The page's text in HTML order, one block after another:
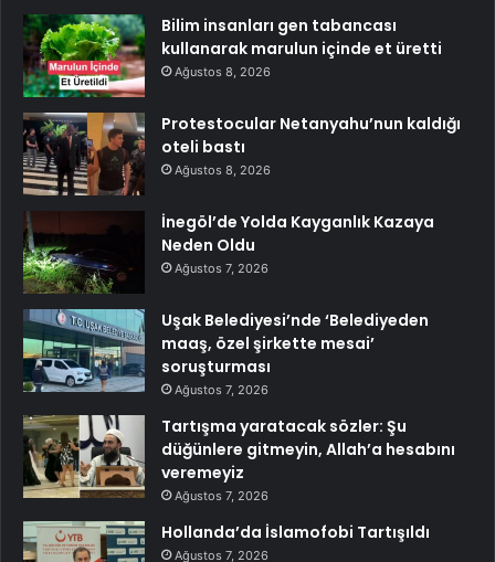
Bilim insanları gen tabancası
kullanarak marulun içinde et üretti
Ağustos 8, 2026
Protestocular Netanyahu’nun kaldığı
oteli bastı
Ağustos 8, 2026
İnegöl’de Yolda Kayganlık Kazaya
Neden Oldu
Ağustos 7, 2026
Uşak Belediyesi’nde ‘Belediyeden
maaş, özel şirkette mesai’
soruşturması
Ağustos 7, 2026
Tartışma yaratacak sözler: Şu
düğünlere gitmeyin, Allah’a hesabını
veremeyiz
Ağustos 7, 2026
Hollanda’da İslamofobi Tartışıldı
Ağustos 7, 2026